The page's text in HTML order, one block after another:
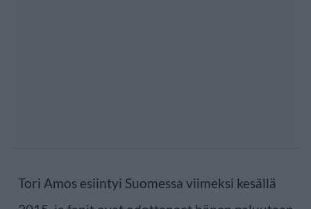
Tori Amos esiintyi Suomessa viimeksi kesällä